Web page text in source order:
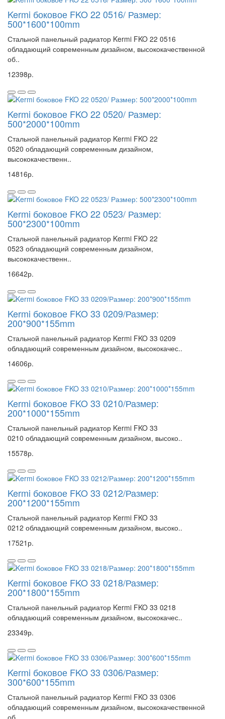
Kermi боковое FKO 22 0516/ Размер:
500*1600*100mm
Стальной панельный радиатор Kermi FKO 22 0516
обладающий современным дизайном, высококачественной
об..
12398р.
Kermi боковое FKO 22 0520/ Размер:
500*2000*100mm
Стальной панельный радиатор Kermi FKO 22
0520 обладающий современным дизайном,
высококачественн..
14816р.
Kermi боковое FKO 22 0523/ Размер:
500*2300*100mm
Стальной панельный радиатор Kermi FKO 22
0523 обладающий современным дизайном,
высококачественн..
16642р.
Kermi боковое FKO 33 0209/Размер:
200*900*155mm
Стальной панельный радиатор Kermi FKO 33 0209
обладающий современным дизайном, высококачес..
14606р.
Kermi боковое FKO 33 0210/Размер:
200*1000*155mm
Стальной панельный радиатор Kermi FKO 33
0210 обладающий современным дизайном, высоко..
15578р.
Kermi боковое FKO 33 0212/Размер:
200*1200*155mm
Стальной панельный радиатор Kermi FKO 33
0212 обладающий современным дизайном, высоко..
17521р.
Kermi боковое FKO 33 0218/Размер:
200*1800*155mm
Стальной панельный радиатор Kermi FKO 33 0218
обладающий современным дизайном, высококачес..
23349р.
Kermi боковое FKO 33 0306/Размер:
300*600*155mm
Стальной панельный радиатор Kermi FKO 33 0306
обладающий современным дизайном, высококачественной
об..